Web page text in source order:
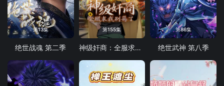
第13集
绝世战魂 第二季
第155集
神级奸商：全服求我别薅了 动态漫画
第86集
绝世武神 第八季